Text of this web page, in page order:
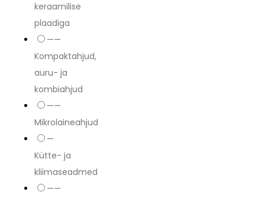
keraamilise
plaadiga
——
Kompaktahjud,
auru- ja
kombiahjud
——
Mikrolaineahjud
—
Kütte- ja
kliimaseadmed
——